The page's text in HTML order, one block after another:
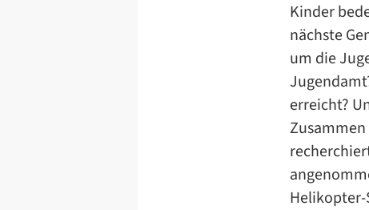
Kinder
nächste
um die
erreicht?
Helikopter-